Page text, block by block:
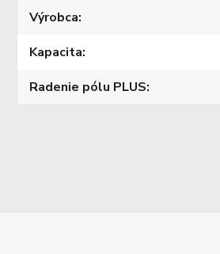
Výrobca
Kapacita
Radenie pólu PLUS